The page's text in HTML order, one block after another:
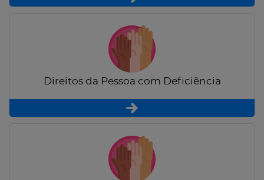
Direitos da Pessoa com Deficiência